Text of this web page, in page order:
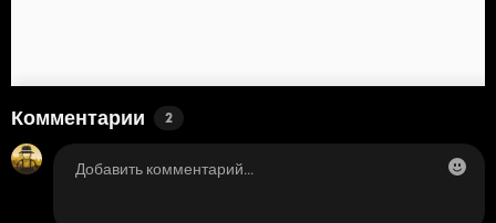
Комментарии 2